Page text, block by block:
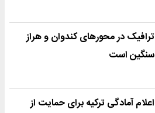
ترافیک در محورهای کندوان و هراز
سنگین است
اعلام آمادگی ترکیه برای حمایت از